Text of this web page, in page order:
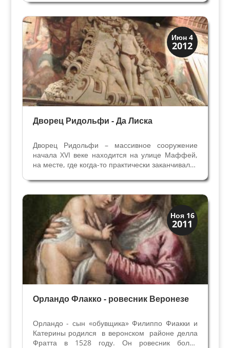
Веронетта, где он жил, в церкви Сан Томазо
Кантуариенсе его похоронили рядом с
любимым племянником,...
Июн 4
2012
Виллы и дворцы
Скрытая Верона
Дворец Ридольфи - Да Лиска
Дворец Ридольфи – массивное сооружение
начала XVI веке находится на улице Маффей,
на месте, где когда-то практически заканчивался
Лиска, перестроили здание в девятнадцатом
веке: оно было значительно расширено, и
надстроен...
Ноя 16
2011
Искусство
Художники
Орландо Флакко - ровесник Веронезе
Орландо - сын «обувщика» Филиппо Фиакки и
Катерины родился в веронском районе делла
Фратта в 1528 году. Он ровесник более